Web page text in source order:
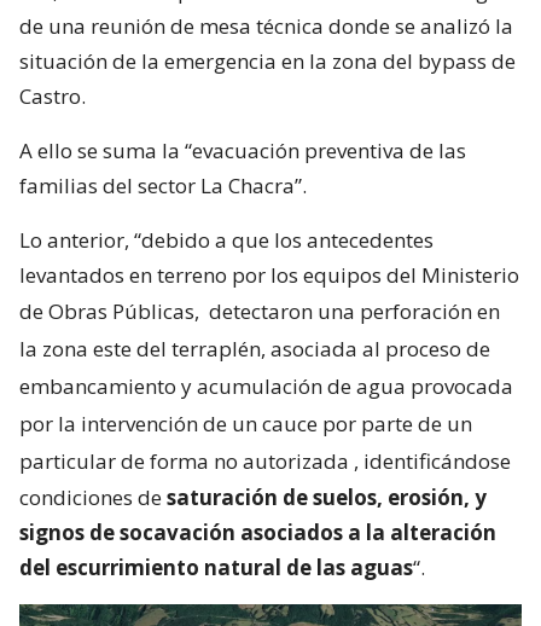
de una reunión de mesa técnica donde se analizó la
situación de la emergencia en la zona del bypass de
Castro.
A ello se suma la “evacuación preventiva de las
familias del sector La Chacra”.
Lo anterior, “debido a que los antecedentes
levantados en terreno por los equipos del Ministerio
de Obras Públicas, detectaron una perforación en
la zona este del terraplén, asociada al proceso de
embancamiento y acumulación de agua provocada
por la intervención de un cauce por parte de un
particular de forma no autorizada , identificándose
condiciones desaturación de suelos, erosión, y
signos de socavación asociados a la alteración
del escurrimiento natural de las aguas“.